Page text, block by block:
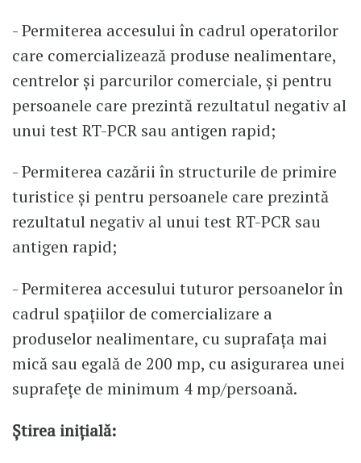
- Permiterea accesului în cadrul operatorilor
care comercializează produse nealimentare,
centrelor și parcurilor comerciale, și pentru
persoanele care prezintă rezultatul negativ al
unui test RT-PCR sau antigen rapid;
- Permiterea cazării în structurile de primire
turistice și pentru persoanele care prezintă
rezultatul negativ al unui test RT-PCR sau
antigen rapid;
- Permiterea accesului tuturor persoanelor în
cadrul spațiilor de comercializare a
produselor nealimentare, cu suprafața mai
mică sau egală de 200 mp, cu asigurarea unei
suprafețe de minimum 4 mp/persoană.
Știrea inițială: